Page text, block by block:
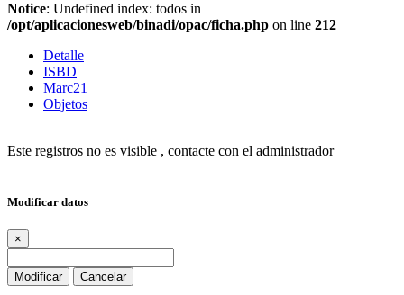
Notice: Undefined index: todos in
/opt/aplicacionesweb/binadi/opac/ficha.php on line 212
Detalle
ISBD
Marc21
Objetos
Este registros no es visible , contacte con el administrador
Modificar datos
×
Modificar Cancelar